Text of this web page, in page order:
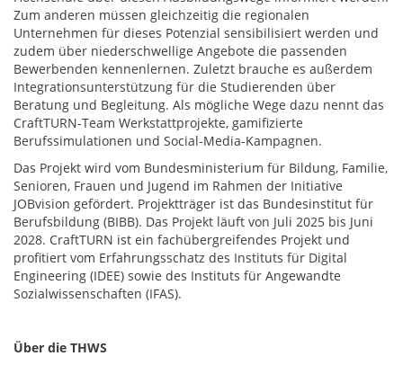
Zum anderen müssen gleichzeitig die regionalen
Unternehmen für dieses Potenzial sensibilisiert werden und
zudem über niederschwellige Angebote die passenden
Bewerbenden kennenlernen. Zuletzt brauche es außerdem
Integrationsunterstützung für die Studierenden über
Beratung und Begleitung. Als mögliche Wege dazu nennt das
CraftTURN-Team Werkstattprojekte, gamifizierte
Berufssimulationen und Social-Media-Kampagnen.
Das Projekt wird vom Bundesministerium für Bildung, Familie,
Senioren, Frauen und Jugend im Rahmen der Initiative
JOBvision gefördert. Projektträger ist das Bundesinstitut für
Berufsbildung (BIBB). Das Projekt läuft von Juli 2025 bis Juni
2028. CraftTURN ist ein fachübergreifendes Projekt und
profitiert vom Erfahrungsschatz des Instituts für Digital
Engineering (IDEE) sowie des Instituts für Angewandte
Sozialwissenschaften (IFAS).
Über die THWS